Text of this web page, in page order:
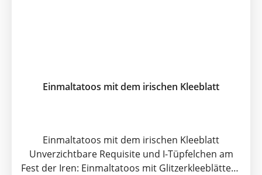
Einmaltatoos mit dem irischen Kleeblatt
Einmaltatoos mit dem irischen Kleeblatt
Unverzichtbare Requisite und I-Tüpfelchen am
Fest der Iren: Einmaltatoos mit Glitzerkleeblättern